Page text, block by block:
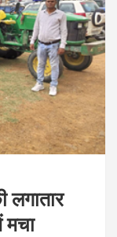
लगातार
मचा